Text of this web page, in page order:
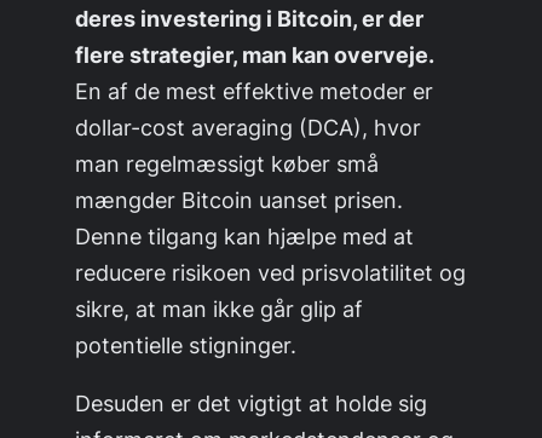
deres investering i Bitcoin, er der
flere strategier, man kan overveje.
En af de mest effektive metoder er
dollar-cost averaging (DCA), hvor
man regelmæssigt køber små
mængder Bitcoin uanset prisen.
Denne tilgang kan hjælpe med at
reducere risikoen ved prisvolatilitet og
sikre, at man ikke går glip af
potentielle stigninger.
Desuden er det vigtigt at holde sig